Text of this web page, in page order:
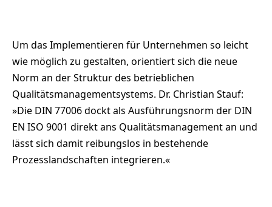
Um das Implementieren für Unternehmen so leicht
wie möglich zu gestalten, orientiert sich die neue
Norm an der Struktur des betrieblichen
Qualitätsmanagementsystems. Dr. Christian Stauf:
»Die DIN 77006 dockt als Ausführungsnorm der DIN
EN ISO 9001 direkt ans Qualitätsmanagement an und
lässt sich damit reibungslos in bestehende
Prozesslandschaften integrieren.«